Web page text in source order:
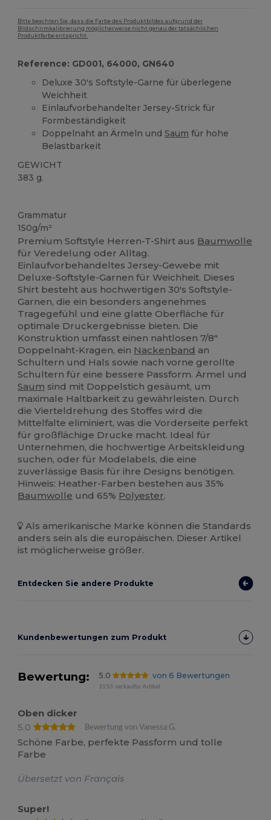
Bitte beachten Sie, dass die Farbe des Produktbildes aufgrund der
Bildschirmkalibrierung möglicherweise nicht genau der tatsächlichen
Produktfarbe entspricht.
Reference: GD001, 64000, GN640
Deluxe 30's Softstyle-Garne für überlegene
Weichheit
Einlaufvorbehandelter Jersey-Strick für
Formbeständigkeit
Doppelnaht an Ärmeln undSaum für hohe
Belastbarkeit
GEWICHT
383 g.
Grammatur
150g/m²
Premium Softstyle Herren-T-Shirt aus Baumwolle
für Veredelung oder Alltag.
Einlaufvorbehandeltes Jersey-Gewebe mit
Deluxe-Softstyle-Garnen für Weichheit. Dieses
Shirt besteht aus hochwertigen 30's Softstyle-
Garnen, die ein besonders angenehmes
Tragegefühl und eine glatte Oberfläche für
optimale Druckergebnisse bieten. Die
Konstruktion umfasst einen nahtlosen 7/8"
Doppelnaht-Kragen, ein Nackenband an
Schultern und Hals sowie nach vorne gerollte
Schultern für eine bessere Passform. Ärmel und
Saum sind mit Doppelstich gesäumt, um
maximale Haltbarkeit zu gewährleisten. Durch
die Vierteldrehung des Stoffes wird die
Mittelfalte eliminiert, was die Vorderseite perfekt
für großflächige Drucke macht. Ideal für
Unternehmen, die hochwertige Arbeitskleidung
suchen, oder für Modelabels, die eine
zuverlässige Basis für ihre Designs benötigen.
Hinweis: Heather-Farben bestehen aus 35%
Baumwolle und 65% Polyester.
Als amerikanische Marke können die Standards
anders sein als die europäischen. Dieser Artikel
ist möglicherweise größer.
Entdecken Sie andere Produkte
Kundenbewertungen zum Produkt
Bewertung: 5.0 von 6 Bewertungen
3153 verkaufte Artikel
Oben dicker
5.0
Bewertung von Vanessa G.
Schöne Farbe, perfekte Passform und tolle
Farbe
Übersetzt von Français
Super!